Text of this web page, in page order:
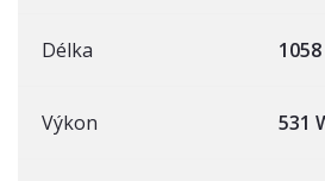
Délka
Výkon 531